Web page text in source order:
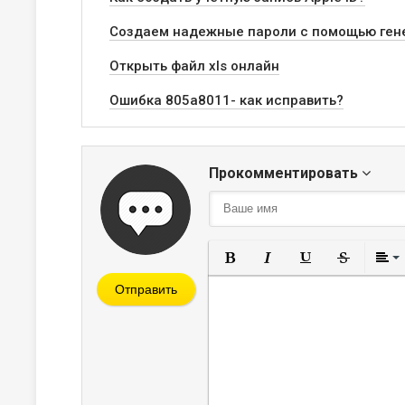
Создаем надежные пароли с помощью
Открыть файл xls онлайн
Ошибка 805а8011- как исправить?
Прокомментировать
Полужирный
Курсив
Отправить